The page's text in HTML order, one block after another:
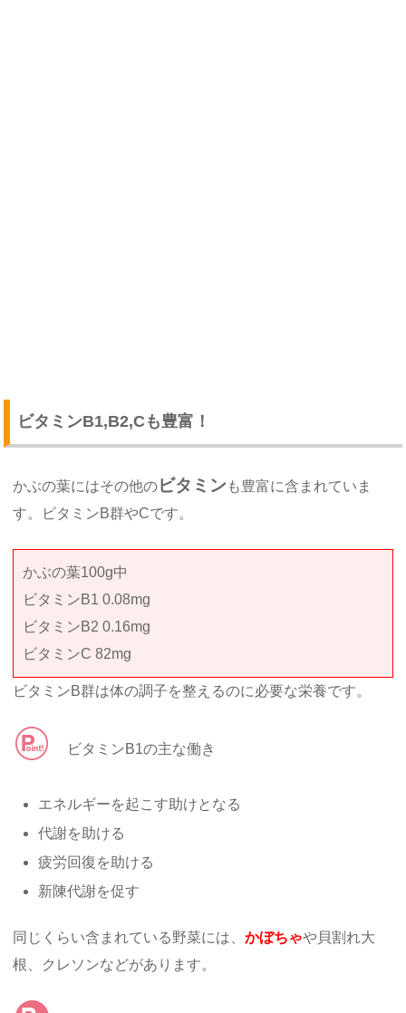
ビタミンB1,B2,Cも豊富！
かぶの葉にはその他の ビタミン も豊富に含まれていま
す。ビタミンB群やCです。
かぶの葉100g中
ビタミンB1 0.08mg
ビタミンB2 0.16mg
ビタミンC 82mg
ビタミンB群は体の調子を整えるのに必要な栄養です。
ビタミンB1の主な働き
エネルギーを起こす助けとなる
代謝を助ける
疲労回復を助ける
新陳代謝を促す
同じくらい含まれている野菜には、かぼちゃや貝割れ大
根、クレソンなどがあります。